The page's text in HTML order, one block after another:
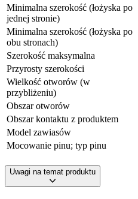
Minimalna szerokość (łożyska po
jednej stronie)
Minimalna szerokość (łożyska po
obu stronach)
Szerokość maksymalna
Przyrosty szerokości
Wielkość otworów (w
przybliżeniu)
Obszar otworów
Obszar kontaktu z produktem
Model zawiasów
Mocowanie pinu; typ pinu
Uwagi na temat produktu